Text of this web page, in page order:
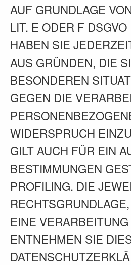
AUF GRUNDLAGE
LIT. E ODER F DSGVO
HABEN SIE
AUS GRÜNDEN, DIE
BESONDEREN
GEGEN DIE
WIDERSPRUCH
GILT AUCH FÜR EIN
BESTIMMUNGEN
PROFILING. DIE
EINE
ENTNEHMEN SIE